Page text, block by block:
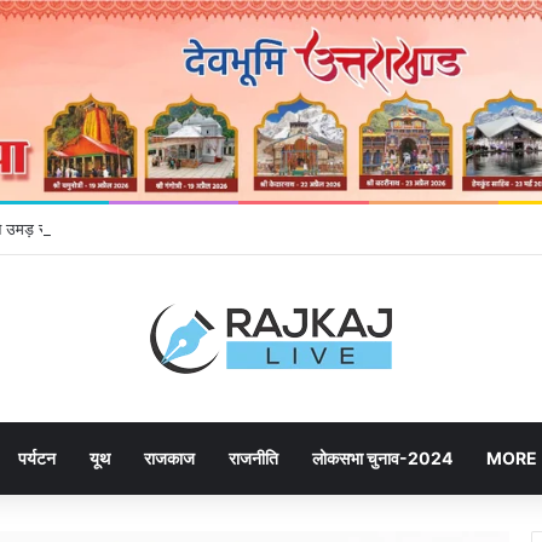
रही जनता, महायोजना-2041 पर दूसरे चरण की सुनवाई में बढ़ी भागीदारी
पर्यटन यूथ राजकाज राजनीति लोकसभा चुनाव-2024 MORE